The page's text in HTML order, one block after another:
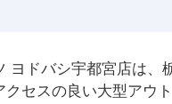
ヨドバシ宇都宮店は、
クセスの良い大型アウ